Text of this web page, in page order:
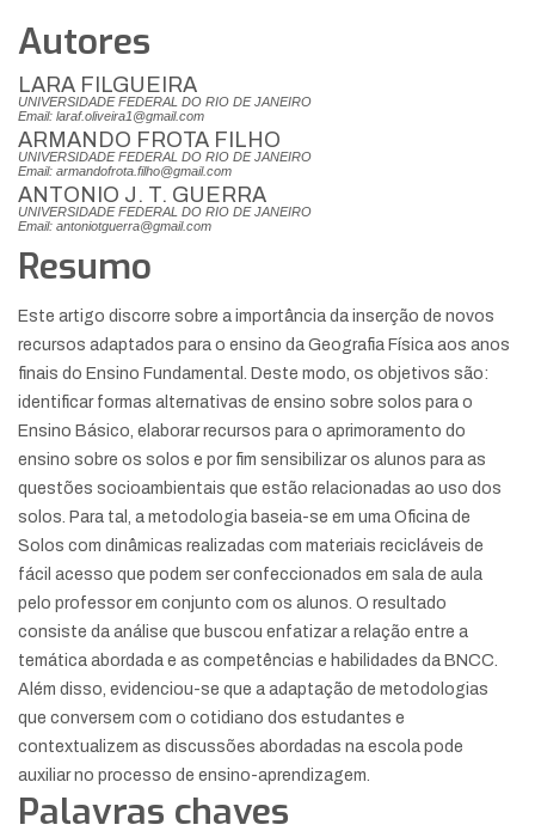
Autores
LARA FILGUEIRA
UNIVERSIDADE FEDERAL DO RIO DE JANEIRO
Email: laraf.oliveira1@gmail.com
ARMANDO FROTA FILHO
UNIVERSIDADE FEDERAL DO RIO DE JANEIRO
Email: armandofrota.filho@gmail.com
ANTONIO J. T. GUERRA
UNIVERSIDADE FEDERAL DO RIO DE JANEIRO
Email: antoniotguerra@gmail.com
Resumo
Este artigo discorre sobre a importância da inserção de novos
recursos adaptados para o ensino da Geografia Física aos anos
finais do Ensino Fundamental. Deste modo, os objetivos são:
identificar formas alternativas de ensino sobre solos para o
Ensino Básico, elaborar recursos para o aprimoramento do
ensino sobre os solos e por fim sensibilizar os alunos para as
questões socioambientais que estão relacionadas ao uso dos
solos. Para tal, a metodologia baseia-se em uma Oficina de
Solos com dinâmicas realizadas com materiais recicláveis de
fácil acesso que podem ser confeccionados em sala de aula
pelo professor em conjunto com os alunos. O resultado
consiste da análise que buscou enfatizar a relação entre a
temática abordada e as competências e habilidades da BNCC.
Além disso, evidenciou-se que a adaptação de metodologias
que conversem com o cotidiano dos estudantes e
contextualizem as discussões abordadas na escola pode
auxiliar no processo de ensino-aprendizagem.
Palavras chaves